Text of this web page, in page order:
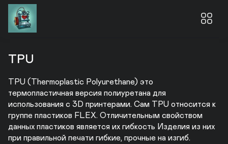
TPU
TPU (Thermoplastic Polyurethane) это
термопластичная версия полиуретана для
использования с 3D принтерами. Сам TPU относится к
группе пластиков FLEX. Отличительным свойством
данных пластиков является их гибкость Изделия из них
при правильной печати гибкие, прочные на изгиб.